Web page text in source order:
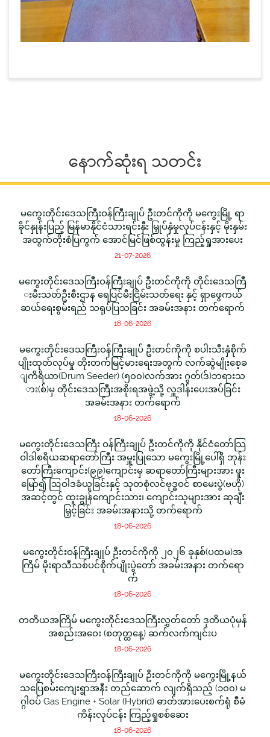
နောက်ဆုံးရ သတင်း
မကွေးတိုင်းဒေသကြီးဝန်ကြီးချုပ် ဦးတင်ကိုကို မကွေးမြို့ ရာ
ခိုင်နှုန်းပြည့် မြန်မာနိုင်ငံသားရင်းနှီး မြှုပ်နှံမှုလုပ်ငန်းနှင့် မိုးနှမ်း
အထွက်တိုးစံပြကွက် အောင်မြင်ဖြစ်ထွန်းမှု ကြည့်ရှုအားပေး
21-07-2026
မကွေးတိုင်းဒေသကြီးဝန်ကြီးချုပ် ဦးတင်ကိုကို တိုင်းဒေသကြီ
းမီးသတ်ဦးစီးဌာန ရေပြင်မီးငြိမ်းသတ်ရေး နှင့် ရှာဖွေကယ်
ဆယ်ရေးစွမ်းရည် သရုပ်ပြသခြင်း အခမ်းအနား တက်ရောက်
18-06-2026
မကွေးတိုင်းဒေသကြီးဝန်ကြီးချုပ် ဦးတင်ကိုကို စပါးသီးနှံစိုက်
ပျိုးထုတ်လုပ်မှု တိုးတက်မြင့်မားရေးအတွက် လက်ဆွဲမျိုးစေ့ခ
ျကိရိယာ(Drum Seeder) (၅၀၀)လက်အား ဂွတ်(ဒ်)ဘရားသ
ား(စ်)မှ တိုင်းဒေသကြီးအစိုးရအဖွဲ့သို့ လှူဒါန်းပေးအပ်ခြင်း
အခမ်းအနား တက်ရောက်
18-06-2026
မကွေးတိုင်းဒေသကြီး ဝန်ကြီးချုပ် ဦးတင်ကိုကို နိုင်ငံတော်သြ
ဝါဒါစရိယဆရာတော်ကြီး အမှူးပြုသော မကွေးမြို့ပေါ်ရှိ ဘုန်း
တော်ကြီးကျောင်း(၉၉)ကျောင်းမှ ဆရာတော်ကြီးများအား ဖူး
မြော်၍ ဩဝါဒခံယူခြင်းနှင့် သုတစုံလင်ဗုဒ္ဓဝင် စာမေးပွဲ(ဗဟို)
အဆင့်တွင် ထူးချွန်ကျောင်းသား၊ ကျောင်းသူများအား ဆုချီး
မြှင့်ခြင်း အခမ်းအနားသို့ တက်ရောက်
18-06-2026
မကွေးတိုင်းဝန်ကြီးချုပ် ဦးတင်ကိုကို ၂၀၂၆ ခုနှစ်(ပထမ)အ
ကြိမ် မိုးရာသီသစ်ပင်စိုက်ပျိုးပွဲတော် အခမ်းအနား တက်ရော
က်
18-06-2026
တတိယအကြိမ် မကွေးတိုင်းဒေသကြီးလွှတ်တော် ဒုတိယပုံမှန်
အစည်းအဝေး (စတုတ္ထနေ့) ဆက်လက်ကျင်းပ
18-06-2026
မကွေးတိုင်းဒေသကြီးဝန်ကြီးချုပ် ဦးတင်ကိုကို မကွေးမြို့နယ်
သပြေစမ်းကျေးရွာအနီး တည်ဆောက် လျက်ရှိသည့် (၁၀၀) မ
ဂ္ဂါဝပ် Gas Engine + Solar (Hybrid) ဓာတ်အားပေးစက်ရုံ စီမံ
ကိန်းလုပ်ငန်း ကြည့်ရှုစစ်ဆေး
18-06-2026